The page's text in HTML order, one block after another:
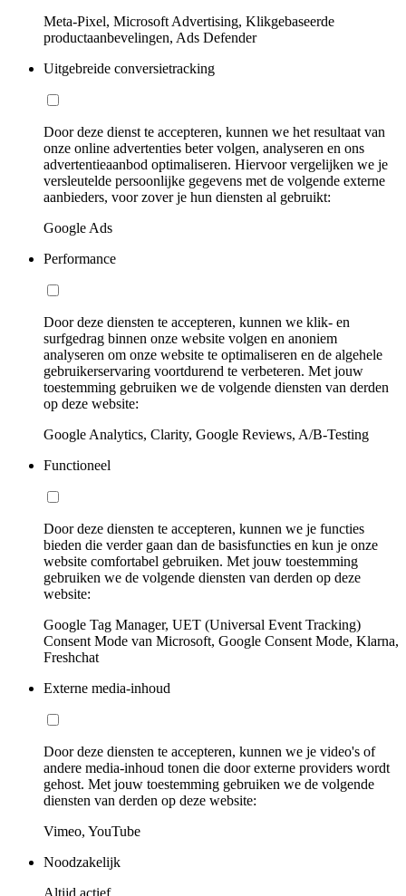
Meta-Pixel, Microsoft Advertising, Klikgebaseerde
productaanbevelingen, Ads Defender
Uitgebreide conversietracking
Door deze dienst te accepteren, kunnen we het resultaat van
onze online advertenties beter volgen, analyseren en ons
advertentieaanbod optimaliseren. Hiervoor vergelijken we je
versleutelde persoonlijke gegevens met de volgende externe
aanbieders, voor zover je hun diensten al gebruikt:
Google Ads
Performance
Door deze diensten te accepteren, kunnen we klik- en
surfgedrag binnen onze website volgen en anoniem
analyseren om onze website te optimaliseren en de algehele
gebruikerservaring voortdurend te verbeteren. Met jouw
toestemming gebruiken we de volgende diensten van derden
op deze website:
Google Analytics, Clarity, Google Reviews, A/B-Testing
Functioneel
Door deze diensten te accepteren, kunnen we je functies
bieden die verder gaan dan de basisfuncties en kun je onze
website comfortabel gebruiken. Met jouw toestemming
gebruiken we de volgende diensten van derden op deze
website:
Google Tag Manager, UET (Universal Event Tracking)
Consent Mode van Microsoft, Google Consent Mode, Klarna,
Freshchat
Externe media-inhoud
Door deze diensten te accepteren, kunnen we je video's of
andere media-inhoud tonen die door externe providers wordt
gehost. Met jouw toestemming gebruiken we de volgende
diensten van derden op deze website:
Vimeo, YouTube
Noodzakelijk